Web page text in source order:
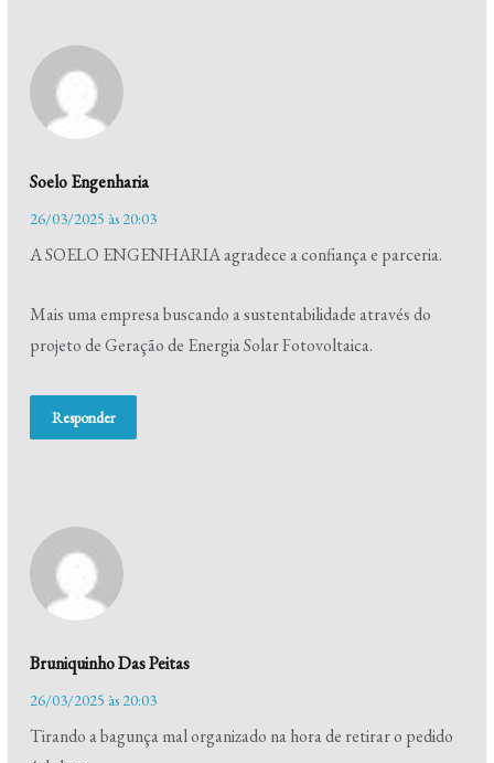
Soelo Engenharia
26/03/2025 às 20:03
A SOELO ENGENHARIA agradece a confiança e parceria.
Mais uma empresa buscando a sustentabilidade através do
projeto de Geração de Energia Solar Fotovoltaica.
Responder
Bruniquinho Das Peitas
26/03/2025 às 20:03
Tirando a bagunça mal organizado na hora de retirar o pedido